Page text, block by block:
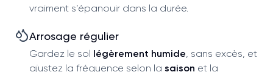
vraiment s’épanouir dans la durée.
Arrosage régulier
Gardez le sol légèrement humide , sans excès, et
ajustez la fréquence selon la saison et la